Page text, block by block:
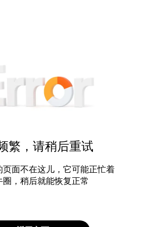
繁，请稍后重试
页面不在这儿，它可能正忙着
圈，稍后就能恢复正常